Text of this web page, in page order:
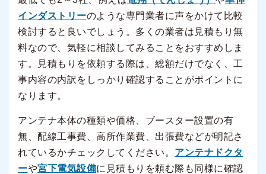
インダストリーのような専門業者に声をかけて比較
検討すると良いでしょう。多くの業者は見積もり無
料なので、気軽に相談してみることをおすすめしま
す。見積もりを依頼する際は、総額だけでなく、工
事内容の内訳をしっかり確認することがポイントに
なります。
アンテナ本体の種類や価格、ブースター設置の有
無、配線工事費、高所作業費、出張費などが明記さ
れているかチェックしてください。 アンテナドクタ
ーや宮下電気設備に見積もりを頼む際も同様に確認